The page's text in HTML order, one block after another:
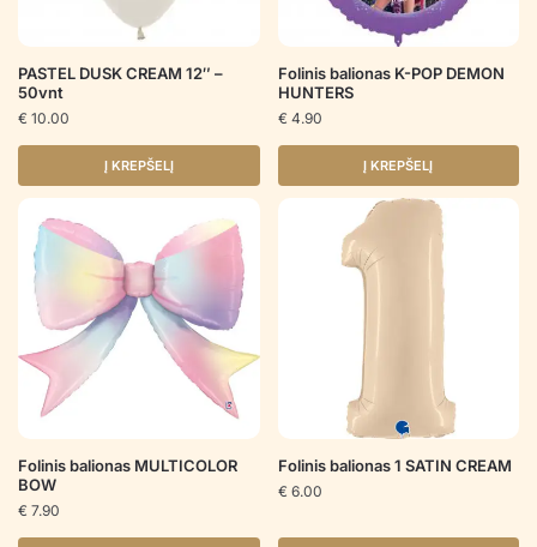
PASTEL DUSK CREAM 12″ –
50vnt
€ 10.00
Į KREPŠELĮ
Folinis balionas K-POP DEMON
HUNTERS
€ 4.90
Į KREPŠELĮ
Folinis balionas MULTICOLOR
BOW
€ 7.90
Folinis balionas 1 SATIN CREAM
€ 6.00